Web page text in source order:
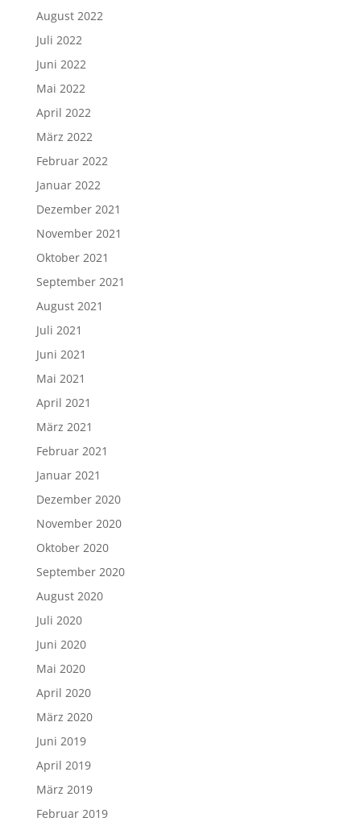
August 2022
Juli 2022
Juni 2022
Mai 2022
April 2022
März 2022
Februar 2022
Januar 2022
Dezember 2021
November 2021
Oktober 2021
September 2021
August 2021
Juli 2021
Juni 2021
Mai 2021
April 2021
März 2021
Februar 2021
Januar 2021
Dezember 2020
November 2020
Oktober 2020
September 2020
August 2020
Juli 2020
Juni 2020
Mai 2020
April 2020
März 2020
Juni 2019
April 2019
März 2019
Februar 2019